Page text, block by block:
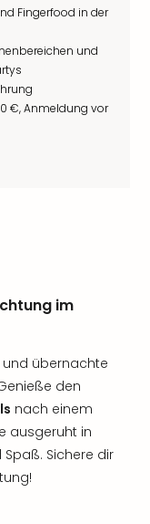
Fingerfood in der
und
€, Anmeldung vor
im
und übernachte
den
nach einem
ausgeruht in
Sichere dir